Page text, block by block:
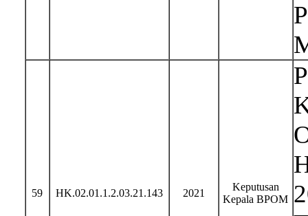
59 HK.02.01.1.2.03.21.143 2021
Keputusan
Kepala BPOM